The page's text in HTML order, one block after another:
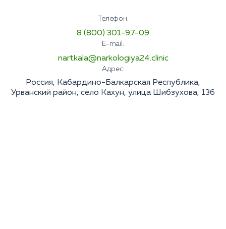
Телефон:
8 (800) 301-97-09
E-mail:
nartkala@narkologiya24.clinic
Адрес:
Россия, Кабардино-Балкарская Республика,
Урванский район, село Кахун, улица Шибзухова, 136